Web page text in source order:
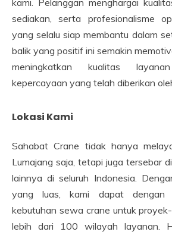
sediakan, serta profesionalisme
yang selalu siap membantu dalam
balik yang positif ini semakin
meningkatkan kualitas
kepercayaan yang telah diberikan
Lokasi Kami
Sahabat Crane tidak hanya
Lumajang saja, tetapi juga tersebar
lainnya di seluruh Indonesia.
yang luas, kami dapat dengan
kebutuhan sewa crane untuk
lebih dari 100 wilayah layanan.